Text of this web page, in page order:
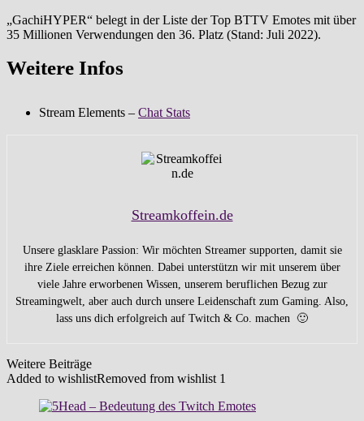
„GachiHYPER“ belegt in der Liste der Top BTTV Emotes mit über
35 Millionen Verwendungen den 36. Platz (Stand: Juli 2022).
Weitere Infos
Stream Elements – Chat Stats
Streamkoffein.de
Unsere glasklare Passion: Wir möchten Streamer supporten, damit sie
ihre Ziele erreichen können. Dabei unterstützn wir mit unserem über
viele Jahre erworbenen Wissen, unserem beruflichen Bezug zur
Streamingwelt, aber auch durch unsere Leidenschaft zum Gaming. Also,
lass uns dich erfolgreich auf Twitch & Co. machen 🙂
Weitere Beiträge
Added to wishlistRemoved from wishlist 1